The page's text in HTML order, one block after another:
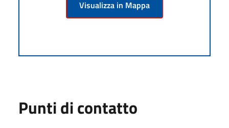
Visualizza in Mappa
Punti di contatto